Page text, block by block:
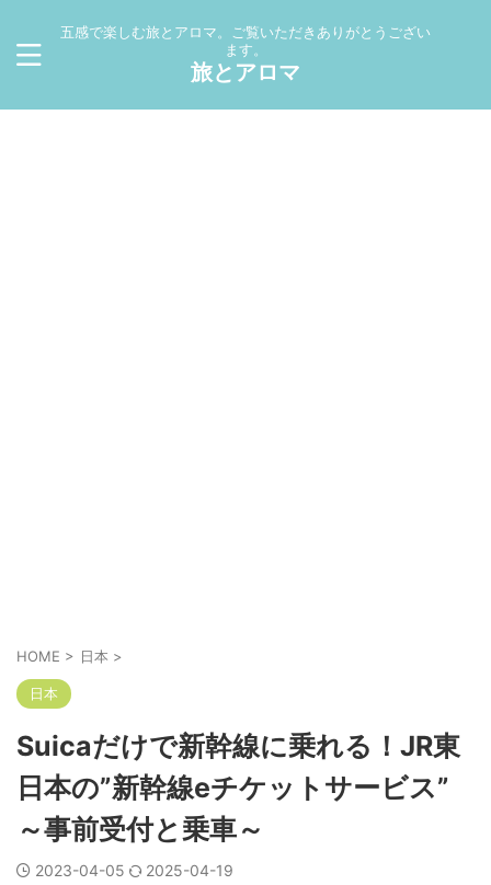
五感で楽しむ旅とアロマ。ご覧いただきありがとうござい
ます。
旅とアロマ
HOME > 日本 >
日本
Suicaだけで新幹線に乗れる！JR東
日本の”新幹線eチケットサービス”
～事前受付と乗車～
2023-04-05 2025-04-19